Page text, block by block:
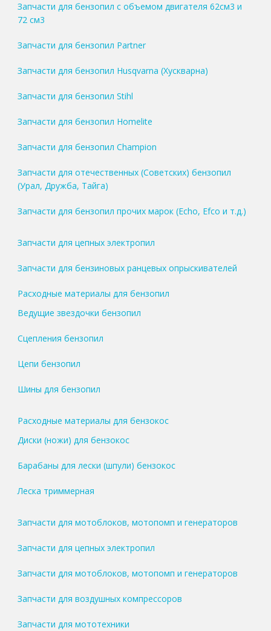
Запчасти для бензопил с объемом двигателя 62см3 и
72 см3
Запчасти для бензопил Partner
Запчасти для бензопил Husqvarna (Хускварна)
Запчасти для бензопил Stihl
Запчасти для бензопил Homelite
Запчасти для бензопил Champion
Запчасти для отечественных (Советских) бензопил
(Урал, Дружба, Тайга)
Запчасти для бензопил прочих марок (Echo, Efco и т.д.)
Запчасти для цепных электропил
Запчасти для бензиновых ранцевых опрыскивателей
Расходные материалы для бензопил
Ведущие звездочки бензопил
Сцепления бензопил
Цепи бензопил
Шины для бензопил
Расходные материалы для бензокос
Диски (ножи) для бензокос
Барабаны для лески (шпули) бензокос
Леска триммерная
Запчасти для мотоблоков, мотопомп и генераторов
Запчасти для цепных электропил
Запчасти для мотоблоков, мотопомп и генераторов
Запчасти для воздушных компрессоров
Запчасти для мототехники